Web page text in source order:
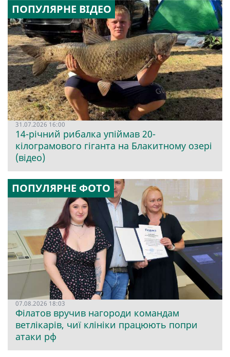
ПОПУЛЯРНЕ ВІДЕО
31.07.2026 16:00
14-річний рибалка упіймав 20-
кілограмового гіганта на Блакитному озері
(відео)
ПОПУЛЯРНЕ ФОТО
07.08.2026 18:03
Філатов вручив нагороди командам
ветлікарів, чиї клініки працюють попри
атаки рф